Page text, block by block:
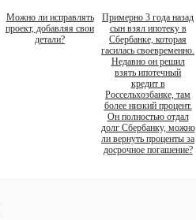
Можно ли исправлять
проект, добавляя свои
детали?
Примерно 3 года назад
сын взял ипотеку в
Сбербанке, которая
гасилась своевременно.
Недавно он решил
взять ипотечный
кредит в
Россельхозбанке, там
более низкий процент.
Он полностью отдал
долг Сбербанку, можно
ли вернуть проценты за
досрочное погашение?